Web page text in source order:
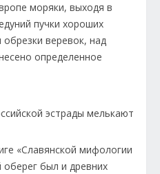
моряки, выходя в
пучки хороших
веревок, над
определенное
эстрады мелькают
«Славянской мифологии
был и древних